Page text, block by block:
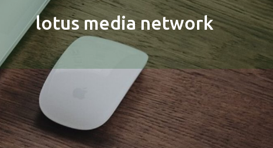
lotus media network